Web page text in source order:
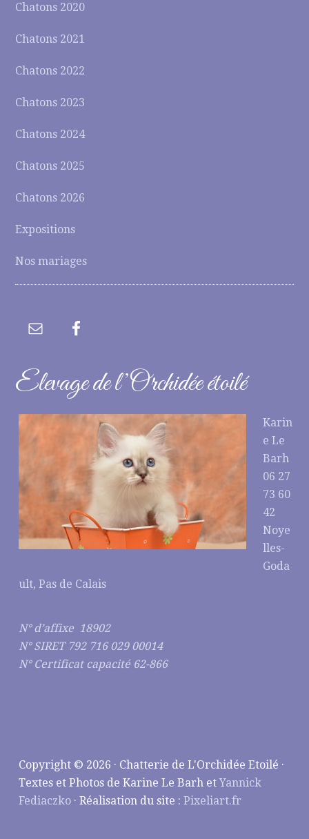
Chatons 2020
Chatons 2021
Chatons 2022
Chatons 2023
Chatons 2024
Chatons 2025
Chatons 2026
Expositions
Nos mariages
Elevage de l’Orchidée étoilé
Karin
e Le
Barh
06 27
73 60
42
Noye
lles-
Goda
ult, Pas de Calais
N° d’affixe 18902
N° SIRET 792 716 029 00014
N° Certificat capacité 62-866
Copyright © 2026 · Chatterie de L'Orchidée Etoilé ·
Textes et Photos de Karine Le Barh etYannick
Fediaczko · Réalisation du site :Pixeliart.fr